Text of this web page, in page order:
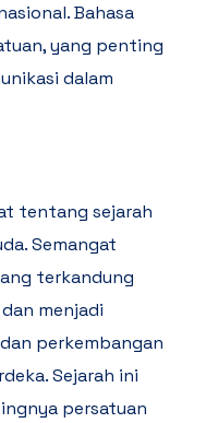
Bahasa
yang penting
dalam
tentang sejarah
Semangat
terkandung
menjadi
perkembangan
Sejarah ini
persatuan